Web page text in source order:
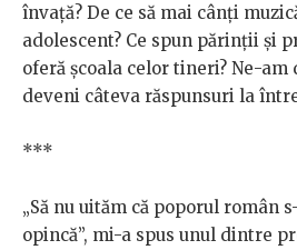
învață? De ce să mai cânți
adolescent? Ce spun părinții și
oferă școala celor tineri? Ne-am
deveni câteva răspunsuri la
***
„Să nu uităm că poporul român
opincă”, mi-a spus unul dintre